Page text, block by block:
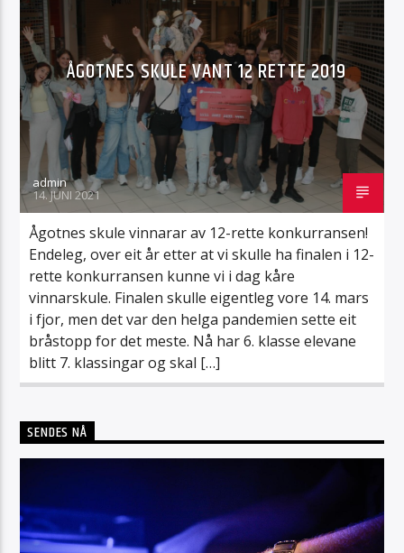
Radio Sotra
ÅGOTNES SKULE VANT 12 RETTE 2019
admin
14. JUNI 2021
Ågotnes skule vinnarar av 12-rette konkurransen!
Endeleg, over eit år etter at vi skulle ha finalen i 12-
rette konkurransen kunne vi i dag kåre
vinnarskule. Finalen skulle eigentleg vore 14. mars
i fjor, men det var den helga pandemien sette eit
bråstopp for det meste. Nå har 6. klasse elevane
blitt 7. klassingar og skal […]
SENDES NÅ